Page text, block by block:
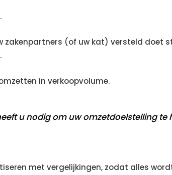
zakenpartners (of uw kat) versteld doet
in verkoopvolume.
u nodig om uw omzetdoelstelling te
met vergelijkingen, zodat alles